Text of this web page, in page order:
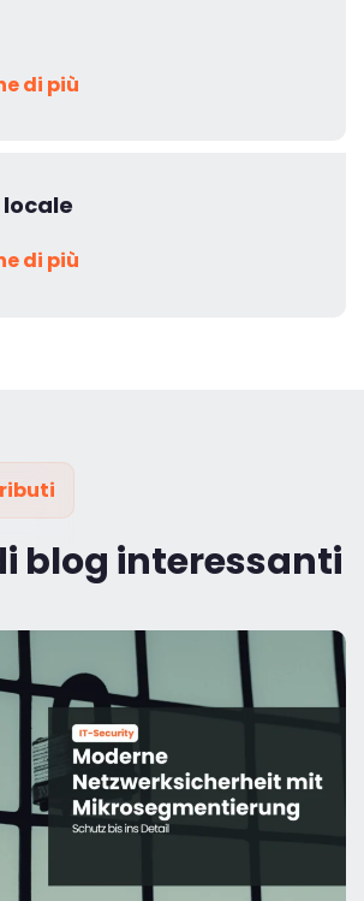
di più
di più
blog interessanti